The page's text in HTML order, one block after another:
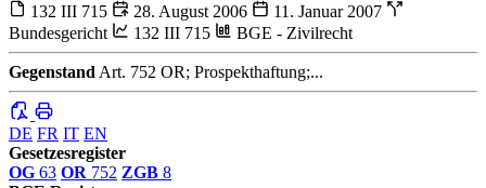
132 III 715
28. August 2006
11. Januar 2007
Bundesgericht
132 III 715 BGE - Zivilrecht
Gegenstand Art. 752 OR; Prospekthaftung;...
DE FR IT EN
Gesetzesregister
OG 63 OR 752 ZGB 8